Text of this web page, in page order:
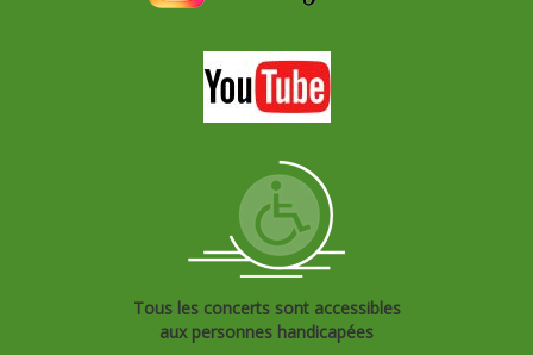
Tous les concerts sont accessibles
aux personnes handicapées